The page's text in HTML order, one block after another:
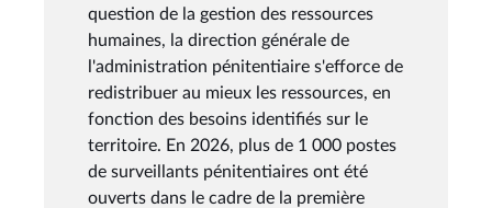
question de la gestion des ressources
humaines, la direction générale de
l'administration pénitentiaire s'efforce de
redistribuer au mieux les ressources, en
fonction des besoins identifiés sur le
territoire. En 2026, plus de 1 000 postes
de surveillants pénitentiaires ont été
ouverts dans le cadre de la première